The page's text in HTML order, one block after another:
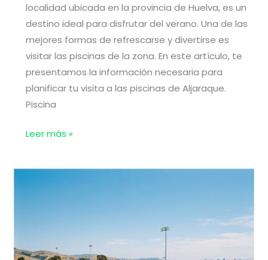
localidad ubicada en la provincia de Huelva, es un
destino ideal para disfrutar del verano. Una de las
mejores formas de refrescarse y divertirse es
visitar las piscinas de la zona. En este artículo, te
presentamos la información necesaria para
planificar tu visita a las piscinas de Aljaraque.
Piscina
Piscinas
Leer más »